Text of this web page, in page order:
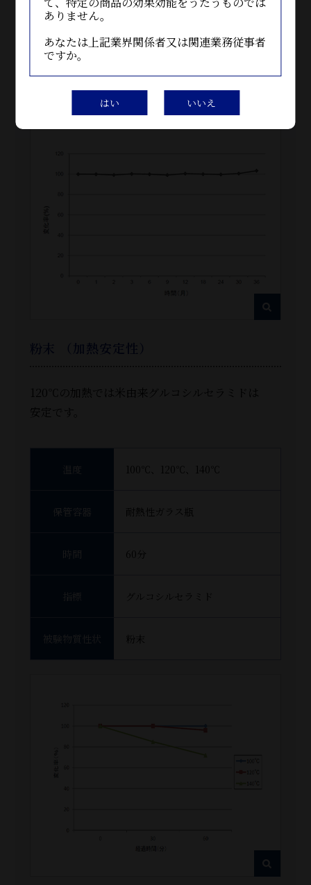
保管容器 アルミパウチ
期間 36ヶ月
指標 グルコシルセラミド
粉末 （加熱安定性）
120℃の加熱では米由来グルコシルセラミドは
安定です。
温度 100℃、120℃、140℃
保管容器 耐熱性ガラス瓶
時間 60分
指標 グルコシルセラミド
被験物質性状 粉末
ありません。
あなたは上記業界関係者又は関連業務従事者
ですか。
はい いいえ